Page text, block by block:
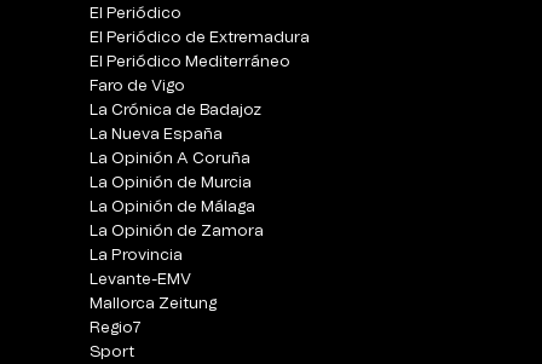
El Periódico
El Periódico de Extremadura
El Periódico Mediterráneo
Faro de Vigo
La Crónica de Badajoz
La Nueva España
La Opinión A Coruña
La Opinión de Murcia
La Opinión de Málaga
La Opinión de Zamora
La Provincia
Levante-EMV
Mallorca Zeitung
Regio7
Sport